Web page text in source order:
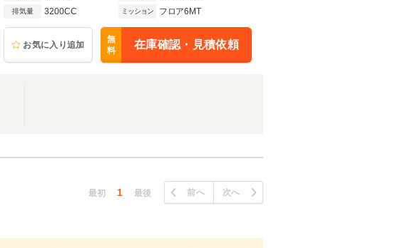
排気量 3200CC ミッション フロア6MT
お気に入り追加
無
料
在庫確認・見積依頼
最初 1 最後 前へ 次へ